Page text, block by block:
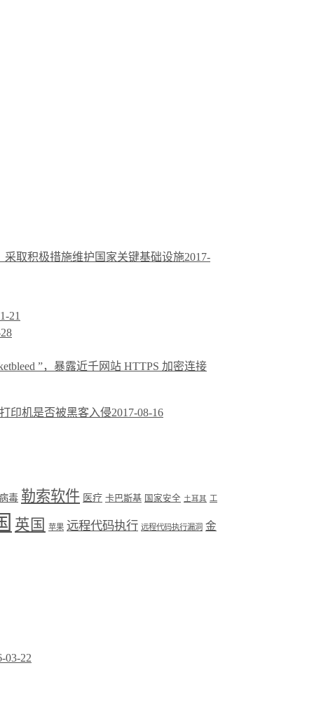
取积极措施维护国家关键基础设施2017-
21
”，暴露近千网站 HTTPS 加密连接
印机是否被黑客入侵2017-08-16
毒 勒索软件 医疗 卡巴斯基 国家安全 土耳其 工
英国 苹果 远程代码执行 远程代码执行漏洞 金
03-22